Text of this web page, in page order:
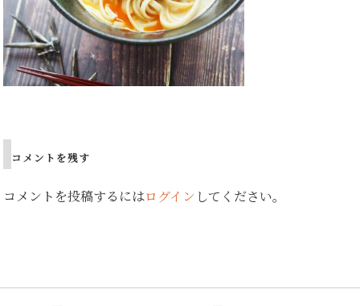
コメントを残す
コメントを投稿するにはログイン してください。